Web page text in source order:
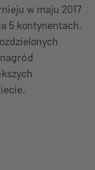
w maju 2017
5 kontynentach.